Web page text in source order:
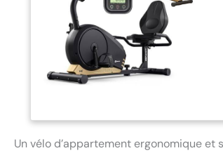
Un vélo d’appartement ergonomique et